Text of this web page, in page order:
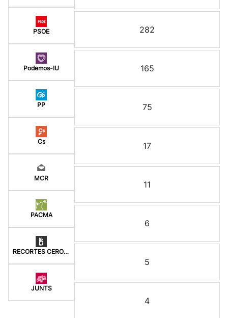
PSOE
Podemos-IU
PP
Cs
MCR
PACMA
RECORTES CERO-LV-GVE
JUNTS
282
165
75
17
11
6
5
4